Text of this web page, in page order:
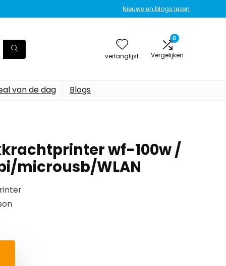
Nieuws en blogs lezen
verlanglijst
0
Vergelijken
van de dag Blogs
wf-100w /
microusb/WLAN